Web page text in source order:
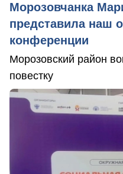
Морозовчанка
представила наш
конференции
Морозовский район
повестку